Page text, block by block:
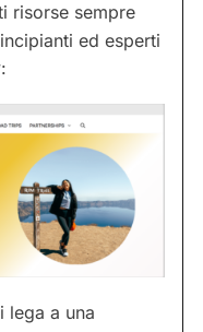
risorse sempre
ed esperti
lega a una